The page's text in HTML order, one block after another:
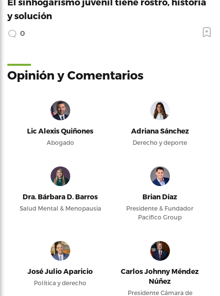
y solución
0
Opinión y Comentarios
Lic Alexis Quiñones
Abogado
Adriana Sánchez
Derecho y deporte
Dra. Bárbara D. Barros
Salud Mental & Menopausia
Brian Díaz
Presidente & Fundador
Pacifico Group
José Julio Aparicio
Política y derecho
Carlos Johnny Méndez
Núñez
Presidente Cámara de